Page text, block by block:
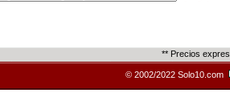
** Precios
© 2002/2022 Solo10.com